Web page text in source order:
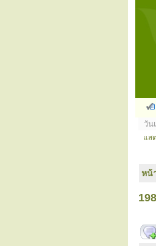
วัน
แส
หน้